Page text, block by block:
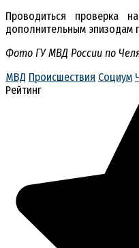
Проводиться проверка
дополнительным эпизодам
Фото ГУ МВД России по
МВД Происшествия Социум
Рейтинг